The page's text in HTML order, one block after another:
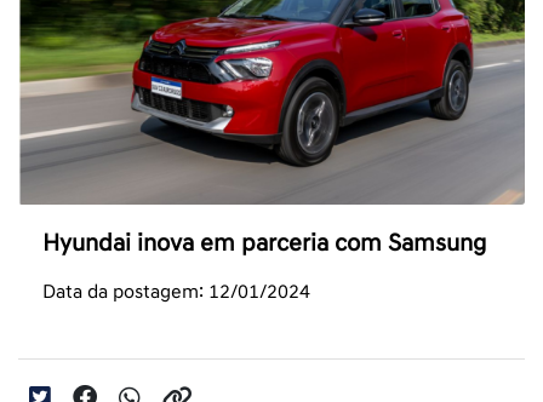
Hyundai inova em parceria com Samsung
Data da postagem: 12/01/2024